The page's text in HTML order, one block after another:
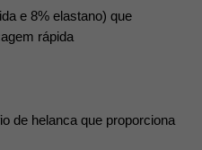
e 8% elastano) que
rápida
de helanca que proporciona